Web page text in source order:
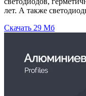
лет. А также
Скачать 29 Мб